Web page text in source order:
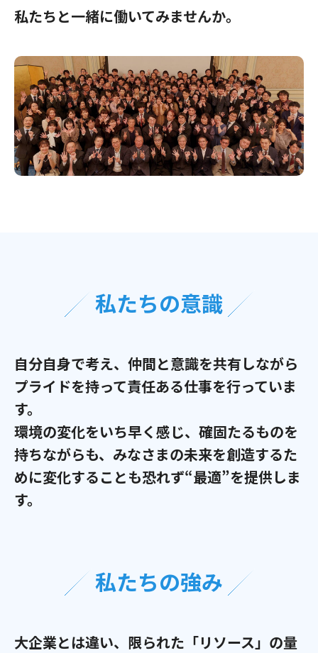
私たちと一緒に働いてみませんか。
私たちの意識
自分自身で考え、仲間と意識を共有しながら
プライドを持って責任ある仕事を行っていま
す。
環境の変化をいち早く感じ、確固たるものを
持ちながらも、 みなさまの未来を創造するた
めに変化することも恐れず“最適”を提供しま
す。
私たちの強み
大企業とは違い、限られた「リソース」の量